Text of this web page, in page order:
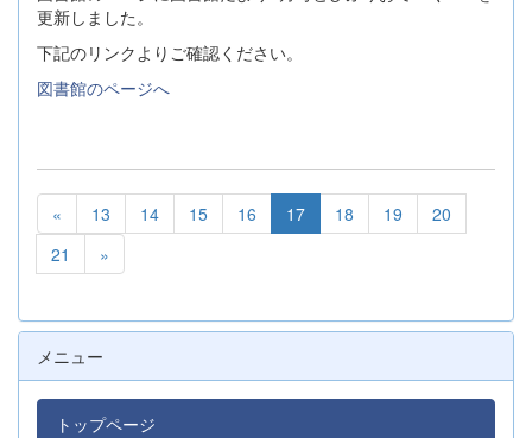
更新しました。
下記のリンクよりご確認ください。
図書館のページへ
« 13 14 15 16 17 18 19
20
21
»
メニュー
トップページ